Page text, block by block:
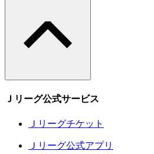
Ｊリーグ公式サービス
Ｊリーグチケット
Ｊリーグ公式アプリ